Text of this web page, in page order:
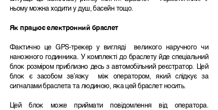
ньому можна ходити у душ, басейн тощо.
Як працює електронний браслет
Фактично це GPS-трекер у вигляді великого наручного чи
наножного годинника. У комплекті до браслету йде спеціальний
блок розміром приблизно десь з автомобільний реєстратор. Цей
блок є засобом зв’язку між оператором, який слідкує за
сигналами браслета та людиною, яка цей браслет носить.
Цей блок може приймати повідомлення від оператора.